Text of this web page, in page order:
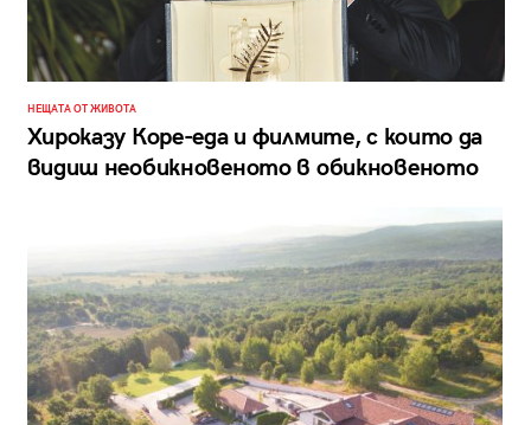
НЕЩАТА ОТ ЖИВОТА
Хироказу Коре-еда и филмите, с които да
видиш необикновеното в обикновеното